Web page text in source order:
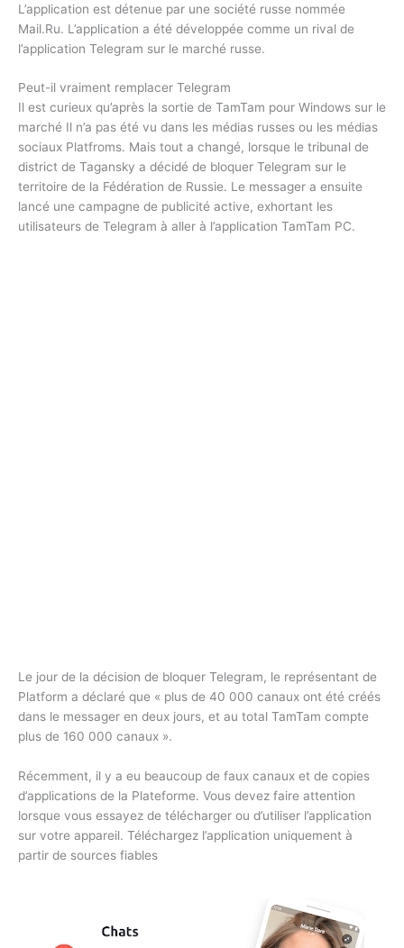
L’application est détenue par une société russe nommée
Mail.Ru. L’application a été développée comme un rival de
l’application Telegram sur le marché russe.
Peut-il vraiment remplacer Telegram
Il est curieux qu’après la sortie de TamTam pour Windows sur le
marché Il n’a pas été vu dans les médias russes ou les médias
sociaux Platfroms. Mais tout a changé, lorsque le tribunal de
district de Tagansky a décidé de bloquer Telegram sur le
territoire de la Fédération de Russie. Le messager a ensuite
lancé une campagne de publicité active, exhortant les
utilisateurs de Telegram à aller à l’application TamTam PC.
Le jour de la décision de bloquer Telegram, le représentant de
Platform a déclaré que « plus de 40 000 canaux ont été créés
dans le messager en deux jours, et au total TamTam compte
plus de 160 000 canaux ».
Récemment, il y a eu beaucoup de faux canaux et de copies
d’applications de la Plateforme. Vous devez faire attention
lorsque vous essayez de télécharger ou d’utiliser l’application
sur votre appareil. Téléchargez l’application uniquement à
partir de sources fiables